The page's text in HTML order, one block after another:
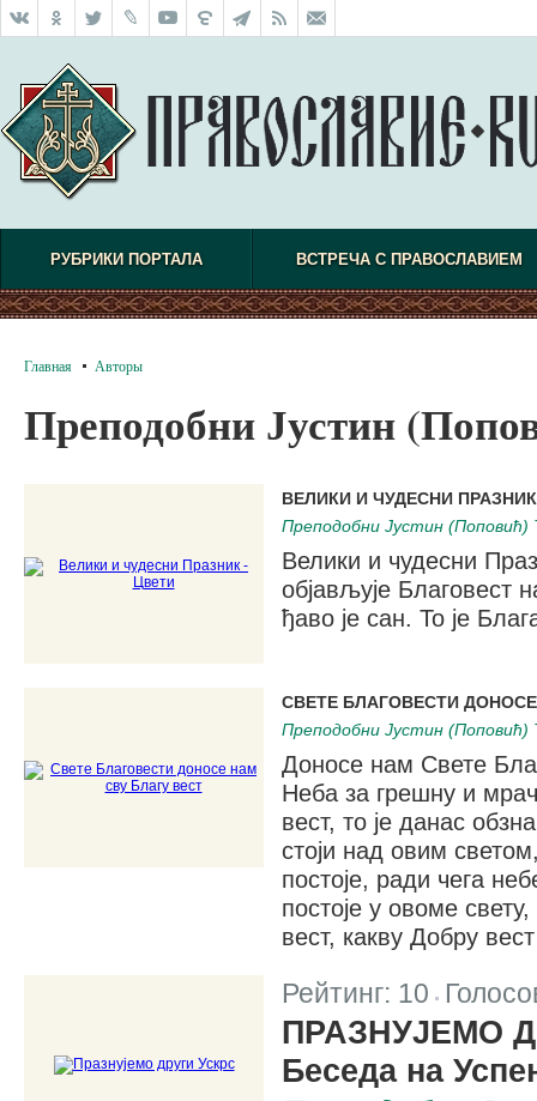
РУБРИКИ ПОРТАЛА ВСТРЕЧА С ПРАВОСЛАВИЕМ
Главная Авторы
Преподобни Јустин
ВЕЛИКИ И ЧУДЕСНИ
Преподобни Јустин (Поповић)
Велики и чудесни
објављује Благовест
ђаво је сан. То је
СВЕТЕ БЛАГОВЕСТИ
Преподобни Јустин (Поповић)
Доносе нам Свете
Неба за грешну и
вест, то је данас
стоји над овим
постоје, ради чега
постоје у овоме
вест, какву Добру
Рейтинг: 10
ПРАЗНУЈЕМО
Беседа на